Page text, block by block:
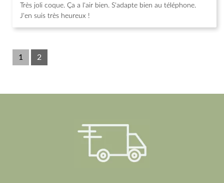
Très joli coque. Ça a l'air bien. S'adapte bien au téléphone.
J'en suis très heureux !
1 2